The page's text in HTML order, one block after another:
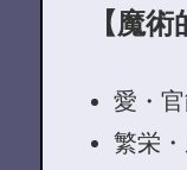
【魔術
愛・
繁栄